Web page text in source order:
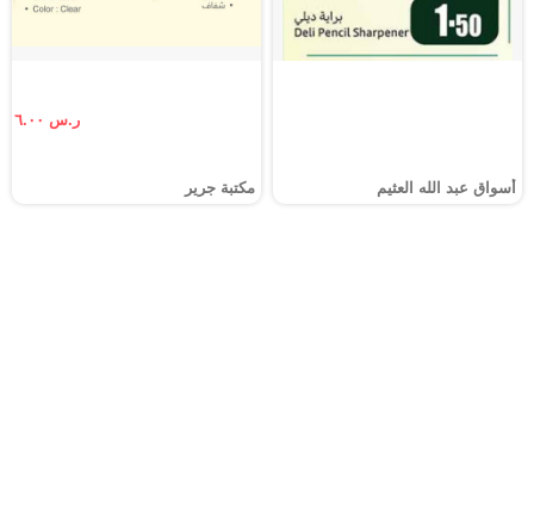
أسواق عبد الله العثيم
ر.س ٦.٠٠
مكتبة جرير